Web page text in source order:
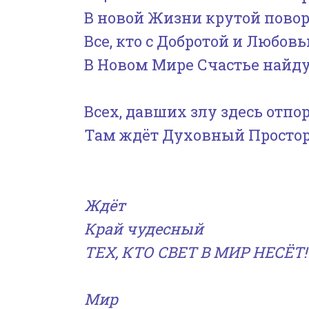
В новой Жизни крутой
Все, кто с Добротой и
В Новом Мире Счастье
Всех, давших злу здесь
Там ждёт Духовный
Ждёт
Край чудесный
ТЕХ, КТО СВЕТ В МИР НЕСЁТ!
Мир